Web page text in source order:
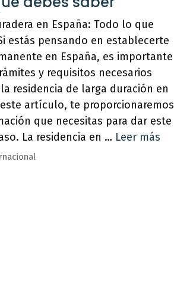
en España: Todo lo que
estás pensando en establecerte
en España, es importante
y requisitos necesarios
residencia de larga duración en
artículo, te proporcionaremos
que necesitas para dar este
La residencia en … Leer más